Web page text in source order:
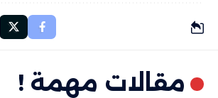
مقالات مهمة !